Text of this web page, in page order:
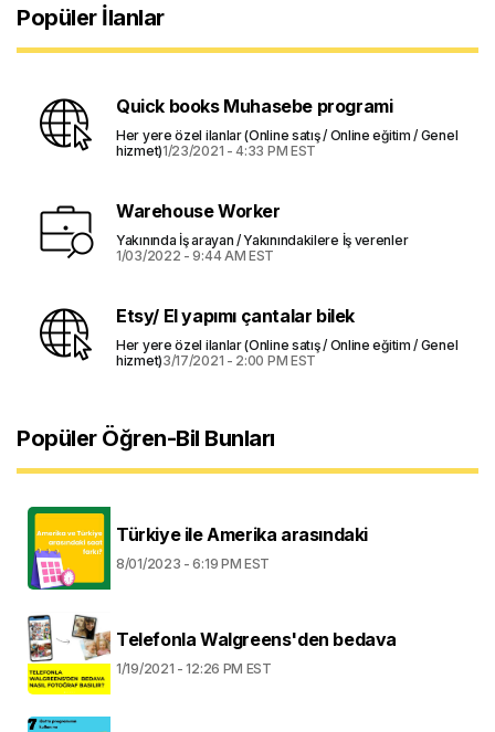
Popüler İlanlar
Quick books Muhasebe programi
Her yere özel ilanlar (Online satış / Online eğitim / Genel
hizmet)1/23/2021 - 4:33 PM EST
Warehouse Worker
Yakınında İş arayan / Yakınındakilere İş verenler
1/03/2022 - 9:44 AM EST
Etsy/ El yapımı çantalar bilek
Her yere özel ilanlar (Online satış / Online eğitim / Genel
hizmet)3/17/2021 - 2:00 PM EST
Popüler Öğren-Bil Bunları
Türkiye ile Amerika arasındaki
8/01/2023 - 6:19 PM EST
Telefonla Walgreens'den bedava
1/19/2021 - 12:26 PM EST